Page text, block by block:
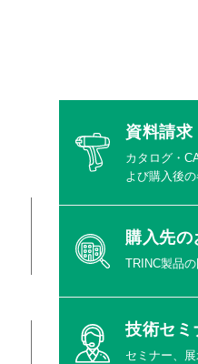
資料請
カタログ・
よび購入後
購入先の
TRINC製品
技術セミ
セミナー、